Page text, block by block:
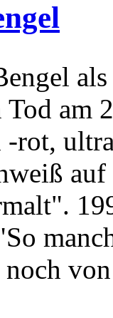
am
-rot,